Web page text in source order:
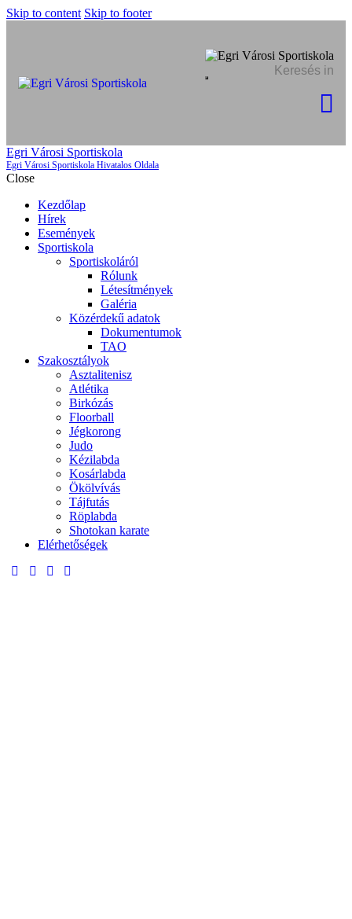
Skip to content Skip to footer
Egri Városi Sportiskola
Egri Városi Sportiskola Hivatalos Oldala
Close
Kezdőlap
Hírek
Események
Sportiskola
Sportiskoláról
Rólunk
Létesítmények
Galéria
Közérdekű adatok
Dokumentumok
TAO
Szakosztályok
Asztalitenisz
Atlétika
Birkózás
Floorball
Jégkorong
Judo
Kézilabda
Kosárlabda
Ökölvívás
Tájfutás
Röplabda
Shotokan karate
Elérhetőségek